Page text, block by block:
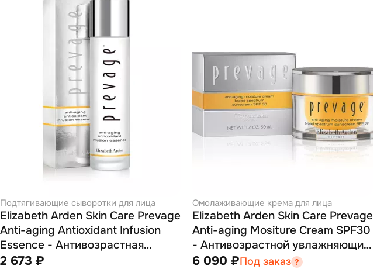
Подтягивающие сыворотки для лица
Elizabeth Arden Skin Care Prevage
Anti-aging Antioxidant Infusion
Essence - Антивозрастная
антиоксидантная инфузионная
2 673 ₽
Омолаживающие крема для лица
Elizabeth Arden Skin Care Prevage
Anti-aging Mositure Cream SPF30
- Антивозрастной увлажняющий
крем SPF30 50 мл
6 090 ₽Под заказ